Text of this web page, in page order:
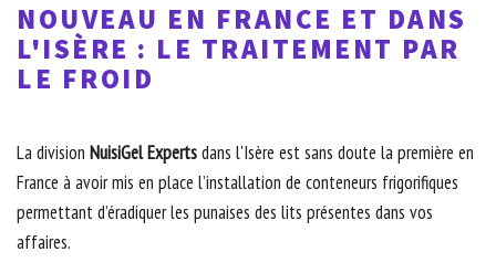
NOUVEAU EN FRANCE ET DANS
L'ISÈRE : LE TRAITEMENT PAR
LE FROID
La division NuisiGel Expertsdans l'Isère est sans doute la première en
France à avoir mis en place l’installation de conteneurs frigorifiques
permettant d’éradiquer les punaises des lits présentes dans vos
affaires.